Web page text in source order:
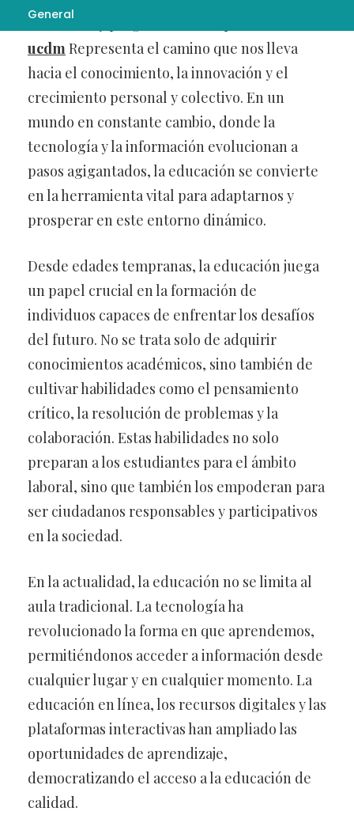
General
desarrollo y progreso de cualquier sociedad.
ucdmRepresenta el camino que nos lleva
hacia el conocimiento, la innovación y el
crecimiento personal y colectivo. En un
mundo en constante cambio, donde la
tecnología y la información evolucionan a
pasos agigantados, la educación se convierte
en la herramienta vital para adaptarnos y
prosperar en este entorno dinámico.
Desde edades tempranas, la educación juega
un papel crucial en la formación de
individuos capaces de enfrentar los desafíos
del futuro. No se trata solo de adquirir
conocimientos académicos, sino también de
cultivar habilidades como el pensamiento
crítico, la resolución de problemas y la
colaboración. Estas habilidades no solo
preparan a los estudiantes para el ámbito
laboral, sino que también los empoderan para
ser ciudadanos responsables y participativos
en la sociedad.
En la actualidad, la educación no se limita al
aula tradicional. La tecnología ha
revolucionado la forma en que aprendemos,
permitiéndonos acceder a información desde
cualquier lugar y en cualquier momento. La
educación en línea, los recursos digitales y las
plataformas interactivas han ampliado las
oportunidades de aprendizaje,
democratizando el acceso a la educación de
calidad.